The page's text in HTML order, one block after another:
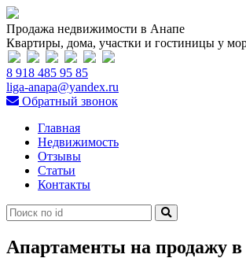
Продажа недвижимости в Анапе
Квартиры, дома, участки и гостиницы у
8 918 485 95 85
liga-anapa@yandex.ru
Обратный звонок
Главная
Недвижимость
Отзывы
Статьи
Контакты
Апартаменты на продажу